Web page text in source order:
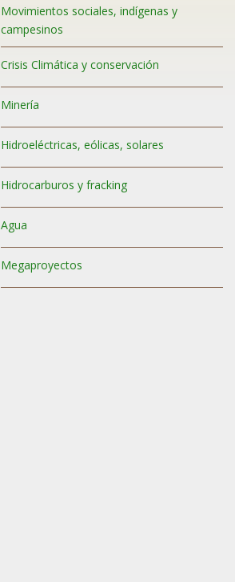
Movimientos sociales, indígenas y
campesinos
Crisis Climática y conservación
Minería
Hidroeléctricas, eólicas, solares
Hidrocarburos y fracking
Agua
Megaproyectos